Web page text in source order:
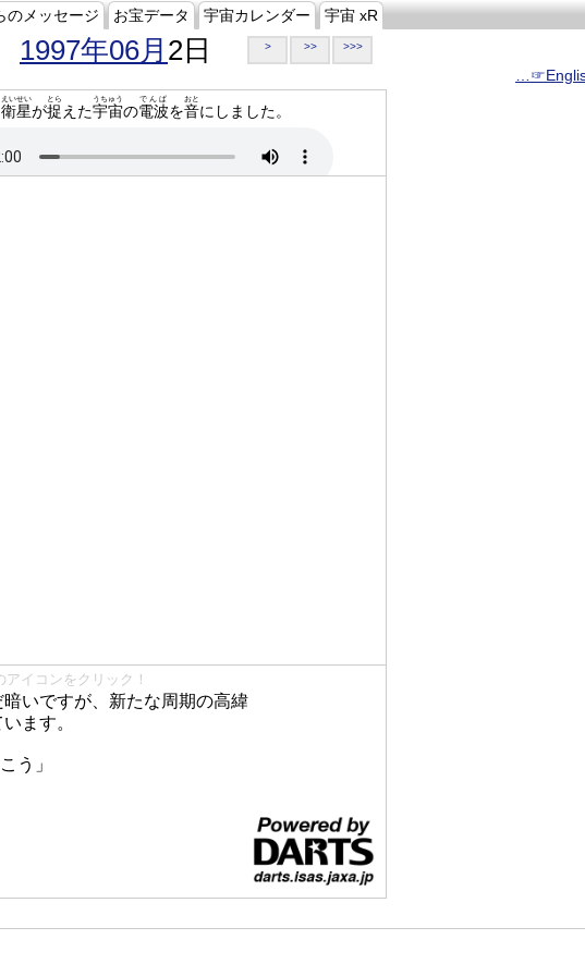
のメッセージ お宝データ 宇宙カレンダー 宇宙 xR
1997年06月 2日 > >> >>>
衛星
えいせい
が捉
とら
えた宇宙
うちゅう
の電波
でんぱ
を音
おと
にしました。
イコンをクリック！
暗いですが、新たな周期の高緯
ます。
う」